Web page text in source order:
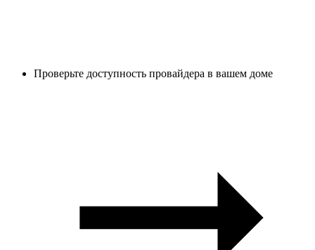
Проверьте доступность провайдера в вашем доме